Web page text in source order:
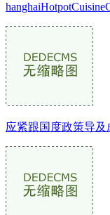
应紧跟国度政策导及